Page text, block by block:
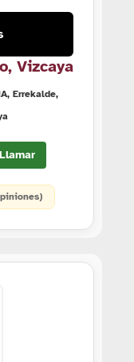
Vizcaya
Errekalde,
Llamar